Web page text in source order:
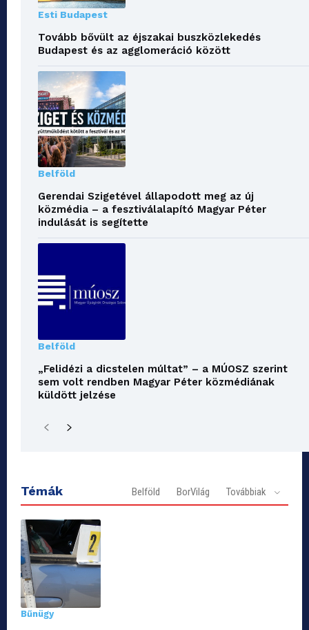
Esti Budapest
Tovább bővült az éjszakai buszközlekedés
Budapest és az agglomeráció között
Belföld
Gerendai Szigetével állapodott meg az új
közmédia – a fesztiválalapító Magyar Péter
indulását is segítette
Belföld
„Felidézi a dicstelen múltat” – a MÚOSZ szerint
sem volt rendben Magyar Péter közmédiának
küldött jelzése
Témák Belföld BorVilág Továbbiak
Bűnügy